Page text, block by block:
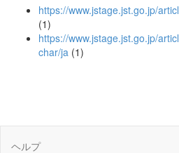
https://www.jstage.jst.go.jp/
(1)
https://www.jstage.jst.go.jp/
char/ja (1)
ヘルプ